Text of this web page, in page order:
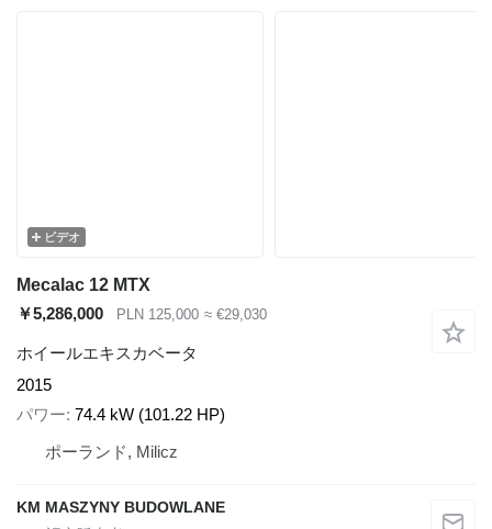
ビデオ
Mecalac 12 MTX
￥5,286,000
PLN 125,000 ≈ €29,030
ホイールエキスカベータ
2015
パワー 74.4 kW (101.22 HP)
ポーランド, Milicz
KM MASZYNY BUDOWLANE